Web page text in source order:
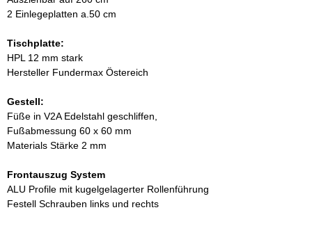
2 Einlegeplatten a.50 cm
Tischplatte:
HPL 12 mm stark
Hersteller Fundermax Östereich
Gestell:
Füße in V2A Edelstahl geschliffen,
Fußabmessung 60 x 60 mm
Materials Stärke 2 mm
Frontauszug System
ALU Profile mit kugelgelagerter Rollenführung
Festell Schrauben links und rechts